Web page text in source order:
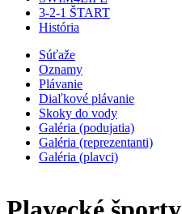
3-2-1 ŠTART
História
Súťaže
Oznamy
Plávanie
Diaľkové plávanie
Skoky do vody
Galéria (podujatia)
Galéria (reprezentanti)
Galéria (plavci)